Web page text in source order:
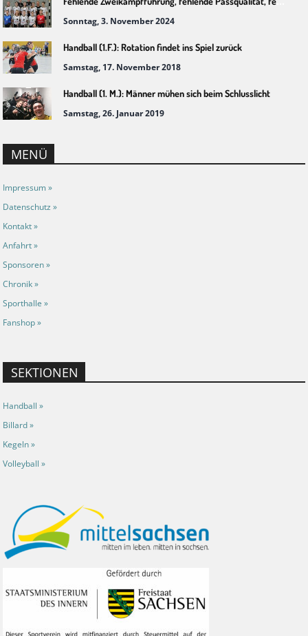
Sonntag, 3. November 2024
Handball (1.F.): Rotation findet ins Spiel zurück
Samstag, 17. November 2018
Handball (1. M.): Männer mühen sich beim Schlusslicht
Samstag, 26. Januar 2019
MENÜ
Impressum »
Datenschutz »
Kontakt »
Anfahrt »
Sponsoren »
Chronik »
Sporthalle »
Fanshop »
SEKTIONEN
Handball »
Billard »
Kegeln »
Volleyball »